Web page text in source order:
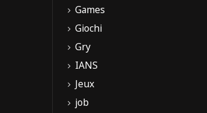
Games
Giochi
Gry
IANS
Jeux
job